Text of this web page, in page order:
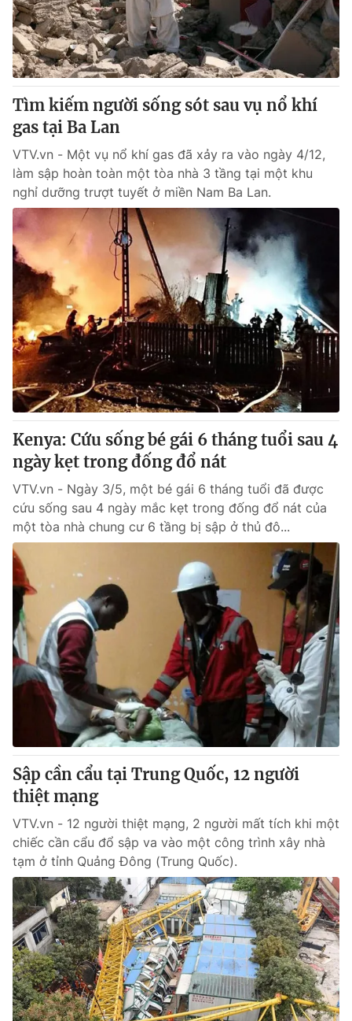
Sản phẩm
Thị trường
Tư vấn
Lịch phát sóng
Chuyên mục khác
Emagazine
Photo Infographic
Video Shorts video
VTV Money VTV Thể thao
VTV Sức khoẻ Bất động sản
Thị trường 24h Tấm lòng Việt
VTV4 Vươn mình bằng AI
VTV9 VTV8
Liên hệ tòa soạn English
THỜI BÁO VTV
Theo dõi báo trên
Cơ quan chủ quản:Đài Truyền hình Việt Nam
Cơ quan báo chí:Thời báo VTV
Giấy phép hoạt động báo in và báo điện tử số 483/GP-BTTTT
cấp ngày 29/12/2023
Tổng Biên tập:Vũ Thanh Thủy
Phó Tổng Biên tập:
Nguyễn Trọng Ninh
Tổng đài VTV:024.38 355 931 - 024.38 355 932
Ðiện thoại Thời báo VTV:024.66 897 897
Email:toasoan@vtv.vn
Liên hệ quảng cáo:024-7300.7108
Tìm kiếm người sống sót sau vụ nổ khí
gas tại Ba Lan
VTV.vn - Một vụ nổ khí gas đã xảy ra vào ngày 4/12,
làm sập hoàn toàn một tòa nhà 3 tầng tại một khu
nghỉ dưỡng trượt tuyết ở miền Nam Ba Lan.
Kenya: Cứu sống bé gái 6 tháng tuổi sau 4
ngày kẹt trong đống đổ nát
VTV.vn - Ngày 3/5, một bé gái 6 tháng tuổi đã được
cứu sống sau 4 ngày mắc kẹt trong đống đổ nát của
một tòa nhà chung cư 6 tầng bị sập ở thủ đô...
Sập cần cẩu tại Trung Quốc, 12 người
thiệt mạng
VTV.vn - 12 người thiệt mạng, 2 người mất tích khi một
chiếc cần cẩu đổ sập va vào một công trình xây nhà
tạm ở tỉnh Quảng Đông (Trung Quốc).